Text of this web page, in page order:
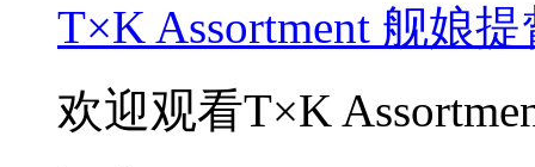
T×K Assortment 舰娘
欢迎观看T×K